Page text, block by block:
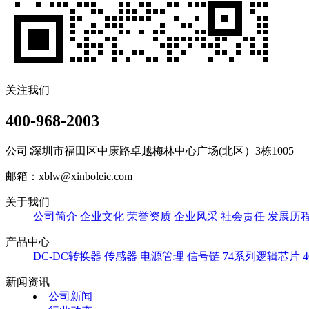
关注我们
400-968-2003
公司∶深圳市福田区中康路卓越梅林中心广场(北区）3栋1005
邮箱：xblw@xinboleic.com
关于我们
公司简介 企业文化 荣誉资质 企业风采 社会责任 发展历
产品中心
DC-DC转换器 传感器 电源管理 信号链 74系列逻辑芯片
新闻资讯
公司新闻